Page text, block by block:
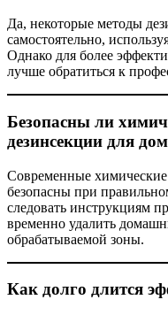
Да, некоторые методы
самостоятельно,
Однако для более
лучше обратиться к
Безопасны ли
дезинсекции для
Современные химические
безопасны при
следовать инструкциям
временно удалить
обрабатываемой зоны.
Как долго длится